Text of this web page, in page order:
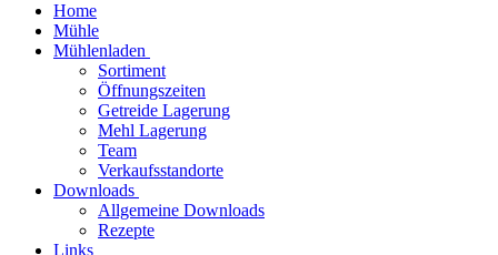
Home
Mühle
Mühlenladen
Sortiment
Öffnungszeiten
Getreide Lagerung
Mehl Lagerung
Team
Verkaufsstandorte
Downloads
Allgemeine Downloads
Rezepte
Links